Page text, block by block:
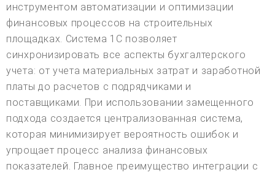
инструментом автоматизации и оптимизации
финансовых процессов на строительных
площадках. Система 1С позволяет
синхронизировать все аспекты бухгалтерского
учета: от учета материальных затрат и заработной
платы до расчетов с подрядчиками и
поставщиками. При использовании замещенного
подхода создается централизованная система,
которая минимизирует вероятность ошибок и
упрощает процесс анализа финансовых
показателей. Главное преимущество интеграции с